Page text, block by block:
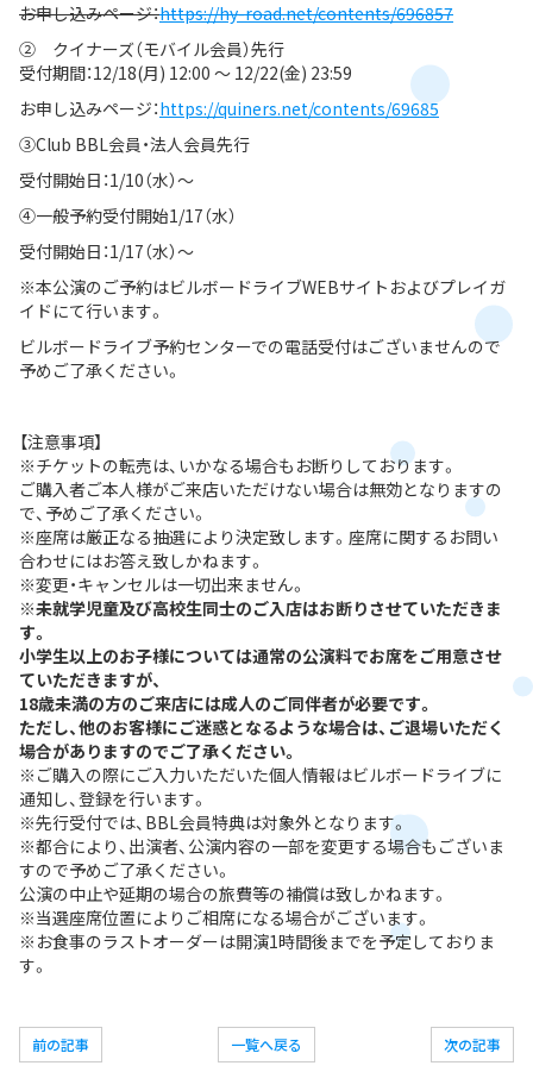
お申し込みページ：https://hy-road.net/contents/696857
② クイナーズ（モバイル会員）先行
受付期間：12/18(月) 12:00 ～ 12/22(金) 23:59
お申し込みページ：https://quiners.net/contents/69685
③Club BBL会員・法人会員先行
受付開始日：1/10（水）〜
④一般予約受付開始1/17（水）
受付開始日：1/17（水）〜
※本公演のご予約はビルボードライブWEBサイトおよびプレイガ
イドにて行います。
ビルボードライブ予約センターでの電話受付はございませんので
予めご了承ください。
【注意事項】
※チケットの転売は、いかなる場合もお断りしております。
ご購入者ご本人様がご来店いただけない場合は無効となりますの
で、予めご了承ください。
※座席は厳正なる抽選により決定致します。座席に関するお問い
合わせにはお答え致しかねます。
※変更・キャンセルは一切出来ません。
※未就学児童及び高校生同士のご入店はお断りさせていただきま
す。
小学生以上のお子様については通常の公演料でお席をご用意させ
ていただきますが、
18歳未満の方のご来店には成人のご同伴者が必要です。
ただし、他のお客様にご迷惑となるような場合は、ご退場いただく
場合がありますのでご了承ください。
※ご購入の際にご入力いただいた個人情報はビルボードライブに
通知し、登録を行います。
※先行受付では、BBL会員特典は対象外となります。
※都合により、出演者、公演内容の一部を変更する場合もございま
すので予めご了承ください。
公演の中止や延期の場合の旅費等の補償は致しかねます。
※当選座席位置によりご相席になる場合がございます。
※お食事のラストオーダーは開演1時間後までを予定しておりま
す。
次の記事
一覧へ戻る
前の記事